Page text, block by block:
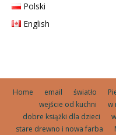
Polski
English
Home email światło
wejście od kuchni
w
dobre książki dla dzieci
stare drewno i nowa farba